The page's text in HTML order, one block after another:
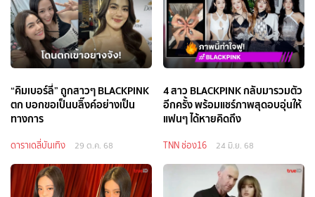
“คิมเบอร์ลี่” ถูกสาวๆ BLACKPINK
ตก บอกขอเป็นบลิ๊งค์อย่างเป็น
ทางการ
ดาราเดลี่บันเทิง 29 ต.ค. 68
4 สาว BLACKPINK กลับมารวมตัว
อีกครั้ง พร้อมแชร์ภาพสุดอบอุ่นให้
แฟนๆ ได้หายคิดถึง
TNN ช่อง16 24 มิ.ย. 68